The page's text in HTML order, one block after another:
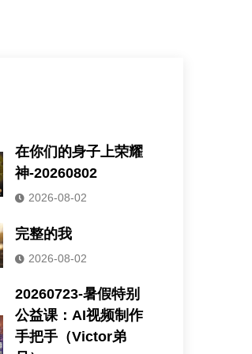
在你们的身子上荣耀
神-20260802
2026-08-02
完整的我
2026-08-02
20260723-暑假特别
公益课：AI视频制作
手把手（Victor弟